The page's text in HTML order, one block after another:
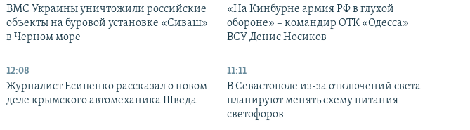
ВМС Украины уничтожили российские
объекты на буровой установке «Сиваш»
в Черном море
«На Кинбурне армия РФ в глухой
обороне» – командир ОТК «Одесса»
ВСУ Денис Носиков
12:08
Журналист Есипенко рассказал о новом
деле крымского автомеханика Шведа
11:11
В Севастополе из-за отключений света
планируют менять схему питания
светофоров